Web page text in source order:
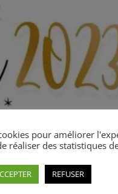
pour améliorer
réaliser des statistiques
REFUSER